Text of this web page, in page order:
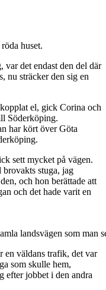
huset.
det endast den del där
nu sträcker den sig en
el, gick Corina och
Söderköping.
har kört över Göta
sett mycket på vägen.
stuga, jag
och hon berättade att
och det hade varit en
landsvägen som man
en väldans trafik, det var
som skulle hem,
efter jobbet i den andra